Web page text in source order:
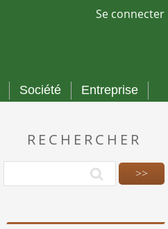
Se connecter
Société
Entreprise
RECHERCHER